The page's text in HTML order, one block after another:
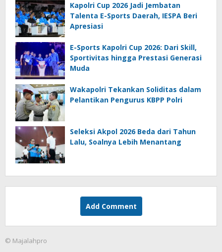
Kapolri Cup 2026 Jadi Jembatan
Talenta E-Sports Daerah, IESPA Beri
Apresiasi
E-Sports Kapolri Cup 2026: Dari Skill,
Sportivitas hingga Prestasi Generasi
Muda
Wakapolri Tekankan Soliditas dalam
Pelantikan Pengurus KBPP Polri
Seleksi Akpol 2026 Beda dari Tahun
Lalu, Soalnya Lebih Menantang
Add Comment
© Majalahpro